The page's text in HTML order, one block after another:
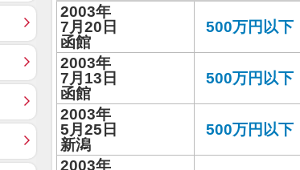
2003年
7月20日
函館
500万円以下
2003年
7月13日
函館
500万円以下
2003年
5月25日
新潟
500万円以下
2003年